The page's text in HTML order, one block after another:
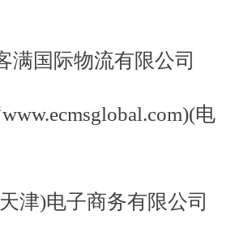
国际物流有限公司
电
)电子商务有限公司